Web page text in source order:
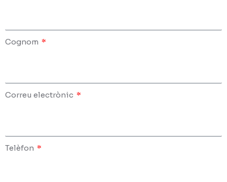
Cognom
Correu electrònic
Telèfon